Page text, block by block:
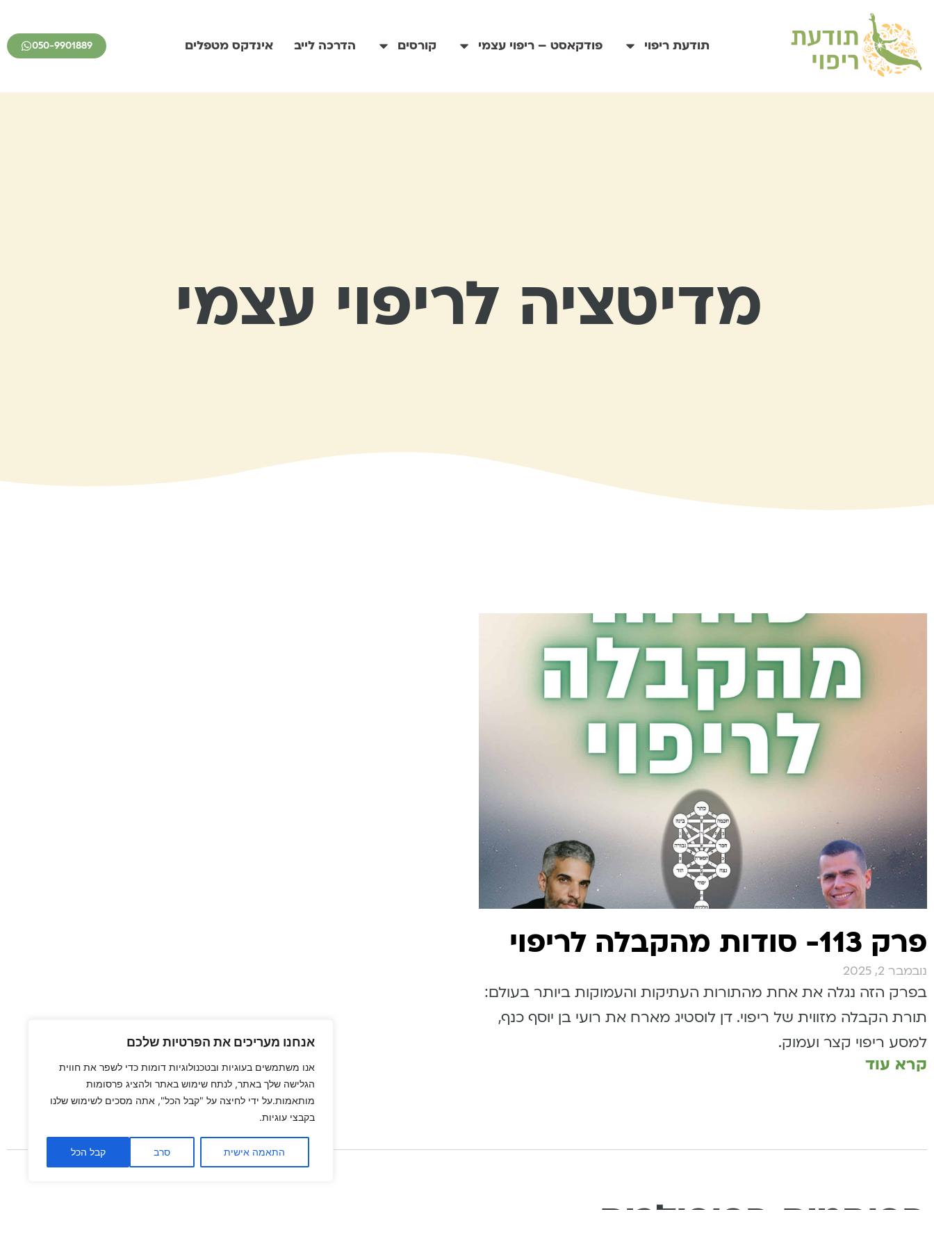
אנחנו מעריכים את הפרטיות שלכם
אנו משתמשים בעוגיות ובטכנולוגיות דומות כדי לשפר את חווית
הגלישה שלך באתר, לנתח שימוש באתר ולהציג פרסומות
מותאמות.על ידי לחיצה על "קבל הכל", אתה מסכים לשימוש שלנו
בקבצי עוגיות.
התאמה אישית סרב קבל הכל
תודעת ריפוי פודקאסט – ריפוי עצמי קורסים הדרכה לייב אינדקס מטפלים 050-9901889
מדיטציה לריפוי עצמי
פרק 113- סודות מהקבלה לריפוי
נובמבר 2, 2025
בפרק הזה נגלה את אחת מהתורות העתיקות והעמוקות ביותר בעולם:
תורת הקבלה מזווית של ריפוי. דן לוסטיג מארח את רועי בן יוסף כנף,
למסע ריפוי קצר ועמוק.
קרא עוד
הפוסטים הפופולרים